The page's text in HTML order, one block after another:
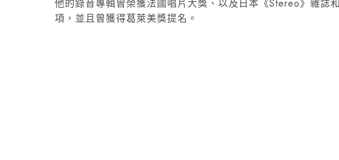
他的錄音專輯曾榮獲法國唱片大獎、以及日本《Stereo》雜誌
項，並且曾獲得葛萊美獎提名。